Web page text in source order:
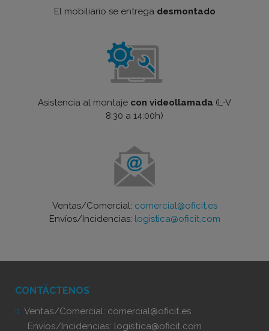
El mobiliario se entrega desmontado
Asistencia al montaje con videollamada (L-V
8:30 a 14:00h)
Ventas/Comercial: comercial@oficit.es
Envíos/Incidencias: logistica@oficit.com
CONTÁCTENOS
Ventas/Comercial: comercial@oficit.es
Envíos/Incidencias: logistica@oficit.com